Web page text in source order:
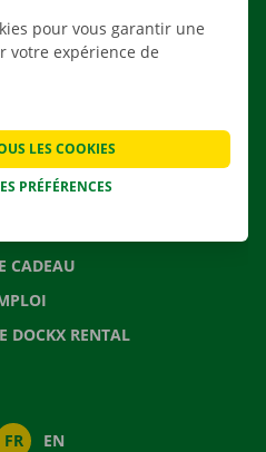
DÉMÉNAGEMENT
FRÉQUENTES
CADEAU
DOCKX RENTAL
FR EN
pour vous garantir une
votre expérience de
PRÉFÉRENCES
LES COOKIES